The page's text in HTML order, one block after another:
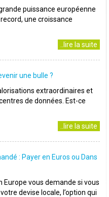
puissance européenne
une croissance
..lire la suite
une bulle ?
extraordinaires et
de données. Est-ce
..lire la suite
: Payer en Euros ou Dans
Europe vous demande si vous
devise locale, l’option qui